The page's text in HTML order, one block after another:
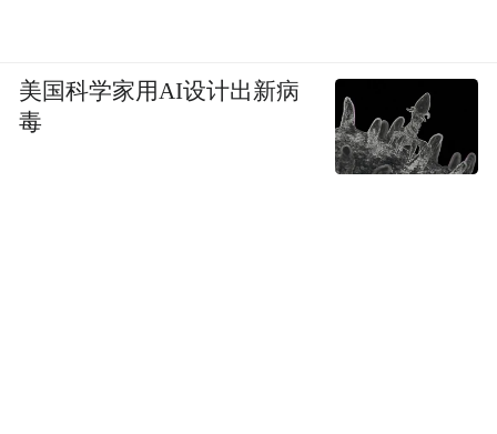
美国科学家用AI设计出新病
毒